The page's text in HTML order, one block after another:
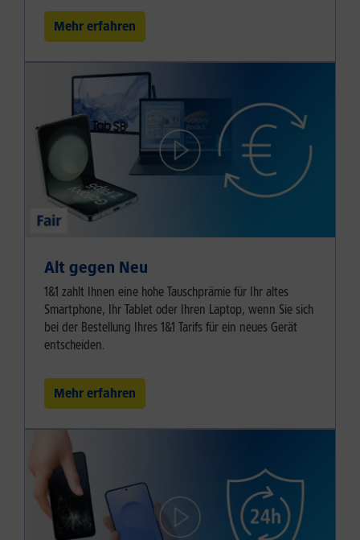
Mehr erfahren
Alt gegen Neu
1&1 zahlt Ihnen eine hohe Tauschprämie für Ihr altes
Smartphone, Ihr Tablet oder Ihren Laptop, wenn Sie sich
bei der Bestellung Ihres 1&1 Tarifs für ein neues Gerät
entscheiden.
Mehr erfahren